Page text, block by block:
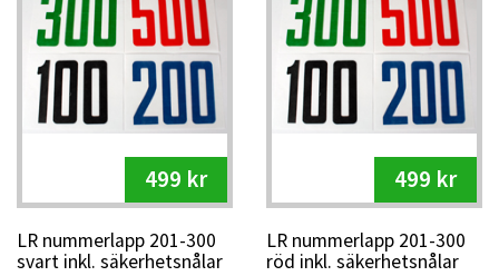
499 kr
LR nummerlapp 201-300
svart inkl. säkerhetsnålar
499 kr
LR nummerlapp 201-300
röd inkl. säkerhetsnålar